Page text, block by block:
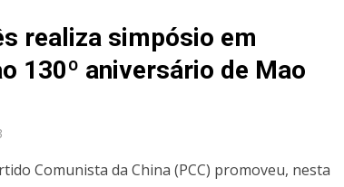
realiza simpósio em
130º aniversário de Mao
Comunista da China (PCC) promoveu, nesta